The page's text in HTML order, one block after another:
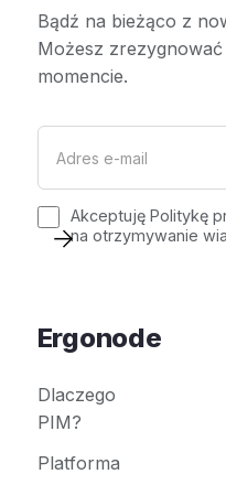
Bądź na bieżąco z
Możesz
momencie.
Akceptuję Politykę
na otrzymywanie
Ergonode
Dlaczego
PIM?
Platforma